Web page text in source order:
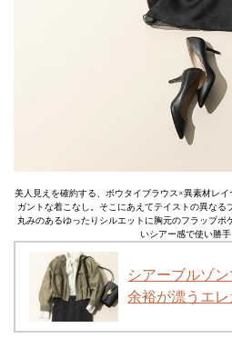
美人見えを確約する、ボウタイブラウス×異素材レ
ガントな着こなし。そこにあえてテイストの異なる
丸みのあるゆったりシルエットに胸元のフラップポ
いシアー感で使い勝手
シアーブルゾ
余裕が漂うエ